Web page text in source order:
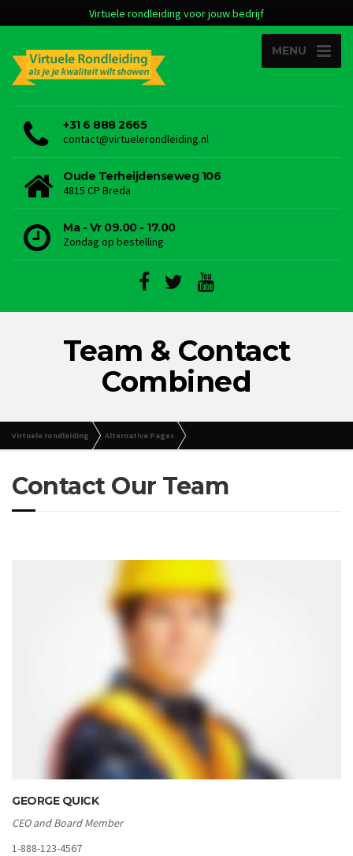
Virtuele rondleiding voor jouw bedrijf
MENU
+31 6 888 2665
contact@virtuelerondleiding.nl
Oude Terheijdenseweg 106
4815 CP Breda
Ma - Vr 09.00 - 17.00
Zondag op bestelling
Team & Contact
Combined
Virtuele rondleiding Alternative Pages
Contact Our Team
GEORGE QUICK
CEO and Board Member
1-888-123-4567